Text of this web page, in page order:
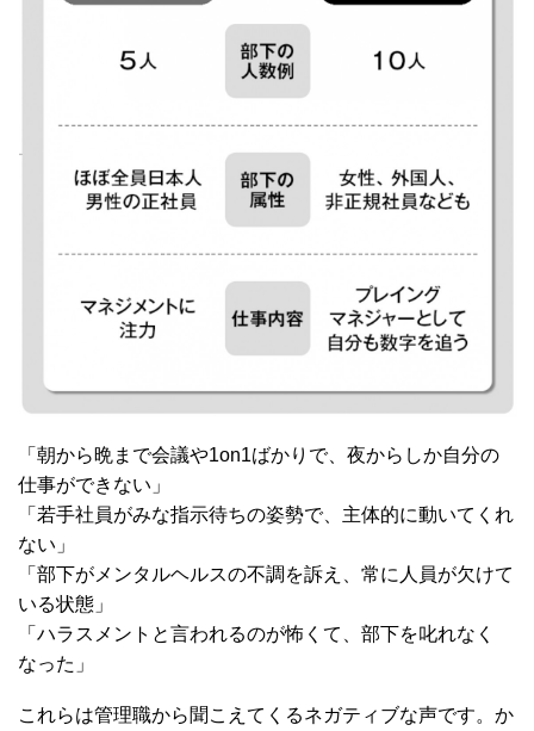
「朝から晩まで会議や1on1ばかりで、夜からしか自分の
仕事ができない」
「若手社員がみな指示待ちの姿勢で、主体的に動いてくれ
ない」
「部下がメンタルヘルスの不調を訴え、常に人員が欠けて
いる状態」
「ハラスメントと言われるのが怖くて、部下を叱れなく
なった」
これらは管理職から聞こえてくるネガティブな声です。か